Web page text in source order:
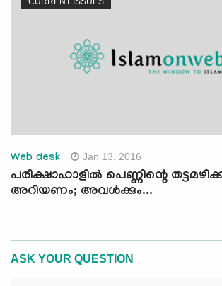
Web desk Jan 13, 2016
പരീക്ഷാഹാളില്‍ പെണ്ണിന്റെ
അറിയണം; അവള്‍ക്കും...
ASK YOUR QUESTION